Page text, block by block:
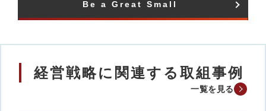
Be a Great Small​
経営戦略に関連する取組事例
一覧を見る